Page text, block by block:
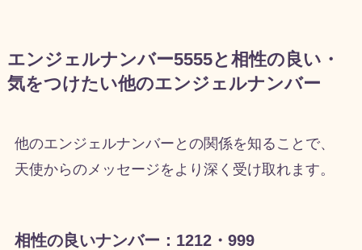
エンジェルナンバー5555と相性の良い・
気をつけたい他のエンジェルナンバー
他のエンジェルナンバーとの関係を知ることで、
天使からのメッセージをより深く受け取れます。
相性の良いナンバー：1212・999